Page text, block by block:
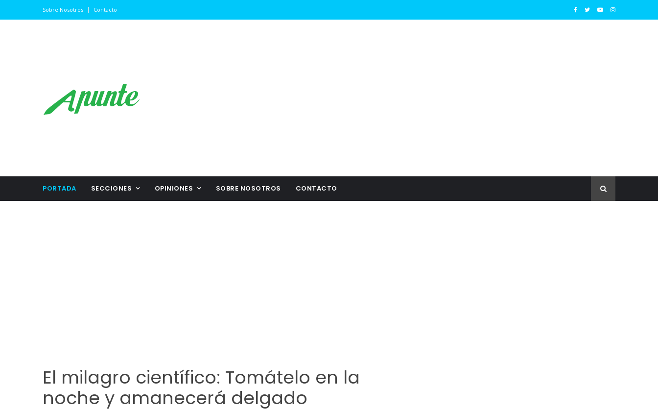
Sobre Nosotros Contacto
PORTADA SECCIONES OPINIONES SOBRE NOSOTROS CONTACTO
El milagro científico: Tomátelo en la
noche y amanecerá delgado